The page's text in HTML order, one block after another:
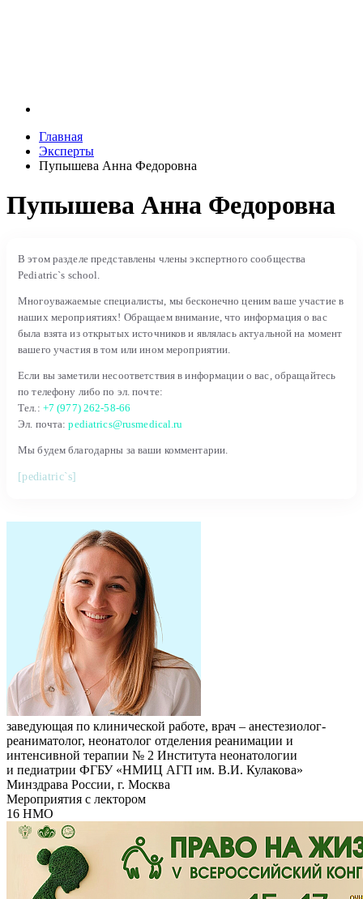
Главная
Эксперты
Пупышева Анна Федоровна
Пупышева Анна Федоровна
В этом разделе представлены члены экспертного сообщества
Pediatric`s school.
Многоуважаемые специалисты, мы бесконечно ценим ваше участие в
наших мероприятиях! Обращаем внимание, что информация о вас
была взята из открытых источников и являлась актуальной на момент
вашего участия в том или ином мероприятии.
Если вы заметили несоответствия в информации о вас, обращайтесь
по телефону либо по эл. почте:
Тел.: +7 (977) 262-58-66
Эл. почта:pediatrics@rusmedical.ru
Мы будем благодарны за ваши комментарии.
[pediatric`s]
заведующая по клинической работе, врач – анестезиолог-
реаниматолог, неонатолог отделения реанимации и
интенсивной терапии № 2 Института неонатологии
и педиатрии ФГБУ «НМИЦ АГП им. В.И. Кулакова»
Минздрава России, г. Москва
Мероприятия с лектором
16 НМО